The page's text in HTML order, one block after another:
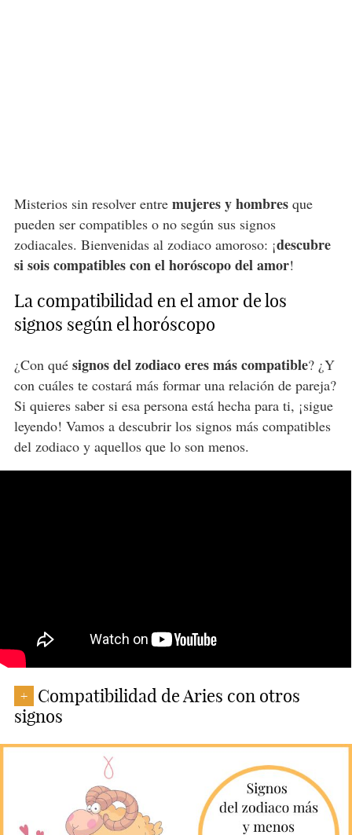
Misterios sin resolver entre mujeres y hombresque
pueden ser compatibles o no según sus signos
zodiacales. Bienvenidas al zodiaco amoroso: ¡descubre
si sois compatibles con el horóscopo del amor!
La compatibilidad en el amor de los
signos según el horóscopo
¿Con qué signos del zodiaco eres más compatible? ¿Y
con cuáles te costará más formar una relación de pareja?
Si quieres saber si esa persona está hecha para ti, ¡sigue
leyendo! Vamos a descubrir los signos más compatibles
del zodiaco y aquellos que lo son menos.
+
Compatibilidad de Aries con otros
signos